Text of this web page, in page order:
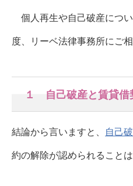
個人再生や自己破産につ
度、リーベ法律事務所にご相
１ 自己破産と賃貸借
結論から言いますと、 自己
約の解除が認められることは